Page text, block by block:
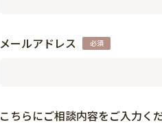
メールアドレス
こちらにご相談内容をご入力く